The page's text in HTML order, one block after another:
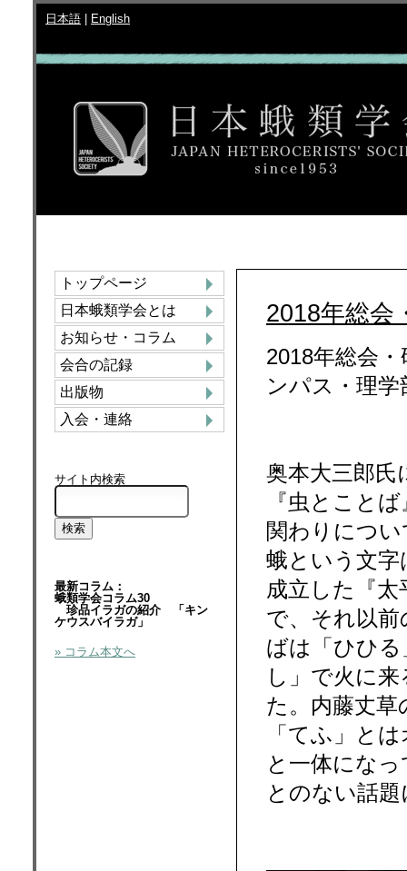
日本語 English
トップページ
日本蛾類学会とは
お知らせ・コラム
会合の記録
出版物
入会・連絡
サイト内検索
最新コラム：
蛾類学会コラム30
珍品イラガの紹介 「キン
ケウスバイラガ」
» コラム本文へ
2018年総会
2018年総会
ンパス・理
奥本大三郎氏
『虫とこと
関わりにつ
蛾という文字
成立した『太
で、それ以
ばは「ひひ
し」で火に
た。内藤丈
「てふ」と
と一体にな
とのない話